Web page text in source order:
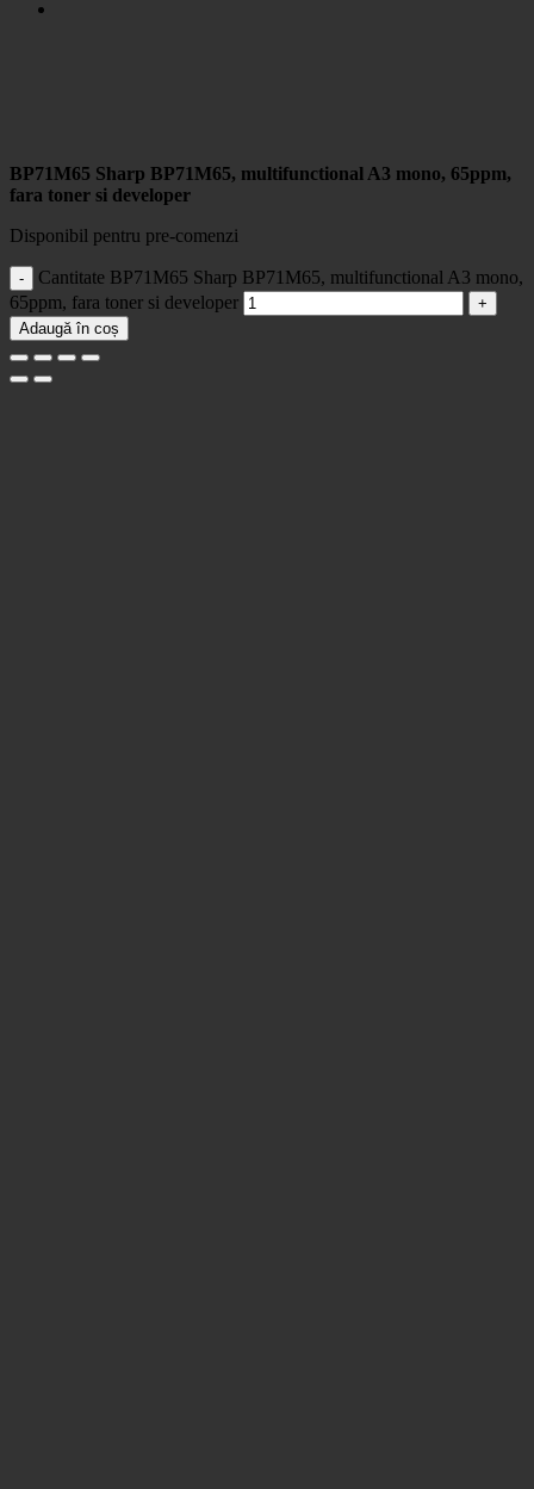
BP71M65 Sharp BP71M65, multifunctional A3 mono, 65ppm,
fara toner si developer
Disponibil pentru pre-comenzi
Cantitate BP71M65 Sharp BP71M65, multifunctional A3 mono,
65ppm, fara toner si developer
Adaugă în coș